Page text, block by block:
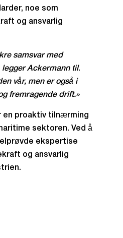
noe som
og ansvarlig
samsvar med
legger Ackermann til.
vår, men er også i
fremragende drift.»
en proaktiv tilnærming
sektoren. Ved å
ekspertise
og ansvarlig